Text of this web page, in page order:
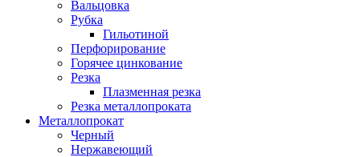
Вальцовка
Рубка
Гильотиной
Перфорирование
Горячее цинкование
Резка
Плазменная резка
Резка металлопроката
Металлопрокат
Черный
Нержавеющий